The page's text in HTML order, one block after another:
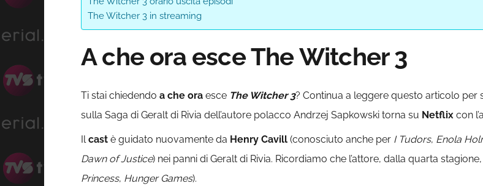
The Witcher 3 in streaming
A che ora esce The Witcher 3
Ti stai chiedendo a che ora esce The Witcher 3? Continua a leggere questo articolo per
sulla Saga di Geralt di Rivia dell’autore polacco Andrzej Sapkowski torna su Netflix con
Ilcast è guidato nuovamente da Henry Cavill (conosciuto anche per I Tudors, Enola
Dawn of Justice) nei panni di Geralt di Rivia. Ricordiamo che l’attore, dalla quarta
Princess, Hunger Games).